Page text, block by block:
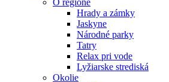
O regióne
Hrady a zámky
Jaskyne
Národné parky
Tatry
Relax pri vode
Lyžiarske strediská
Okolie